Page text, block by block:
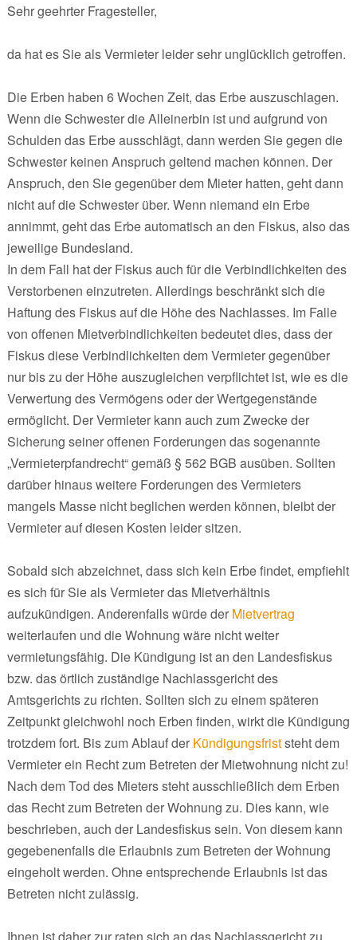
Sehr geehrter Fragesteller,
da hat es Sie als Vermieter leider sehr unglücklich getroffen.
Die Erben haben 6 Wochen Zeit, das Erbe auszuschlagen.
Wenn die Schwester die Alleinerbin ist und aufgrund von
Schulden das Erbe ausschlägt, dann werden Sie gegen die
Schwester keinen Anspruch geltend machen können. Der
Anspruch, den Sie gegenüber dem Mieter hatten, geht dann
nicht auf die Schwester über. Wenn niemand ein Erbe
annimmt, geht das Erbe automatisch an den Fiskus, also das
jeweilige Bundesland.
In dem Fall hat der Fiskus auch für die Verbindlichkeiten des
Verstorbenen einzutreten. Allerdings beschränkt sich die
Haftung des Fiskus auf die Höhe des Nachlasses. Im Falle
von offenen Mietverbindlichkeiten bedeutet dies, dass der
Fiskus diese Verbindlichkeiten dem Vermieter gegenüber
nur bis zu der Höhe auszugleichen verpflichtet ist, wie es die
Verwertung des Vermögens oder der Wertgegenstände
ermöglicht. Der Vermieter kann auch zum Zwecke der
Sicherung seiner offenen Forderungen das sogenannte
„Vermieterpfandrecht“ gemäß § 562 BGB ausüben. Sollten
darüber hinaus weitere Forderungen des Vermieters
mangels Masse nicht beglichen werden können, bleibt der
Vermieter auf diesen Kosten leider sitzen.
Sobald sich abzeichnet, dass sich kein Erbe findet, empfiehlt
es sich für Sie als Vermieter das Mietverhältnis
aufzukündigen. Anderenfalls würde der Mietvertrag
weiterlaufen und die Wohnung wäre nicht weiter
vermietungsfähig. Die Kündigung ist an den Landesfiskus
bzw. das örtlich zuständige Nachlassgericht des
Amtsgerichts zu richten. Sollten sich zu einem späteren
Zeitpunkt gleichwohl noch Erben finden, wirkt die Kündigung
trotzdem fort. Bis zum Ablauf der Kündigungsfriststeht dem
Vermieter ein Recht zum Betreten der Mietwohnung nicht zu!
Nach dem Tod des Mieters steht ausschließlich dem Erben
das Recht zum Betreten der Wohnung zu. Dies kann, wie
beschrieben, auch der Landesfiskus sein. Von diesem kann
gegebenenfalls die Erlaubnis zum Betreten der Wohnung
eingeholt werden. Ohne entsprechende Erlaubnis ist das
Betreten nicht zulässig.
Ihnen ist daher zur raten sich an das Nachlassgericht zu